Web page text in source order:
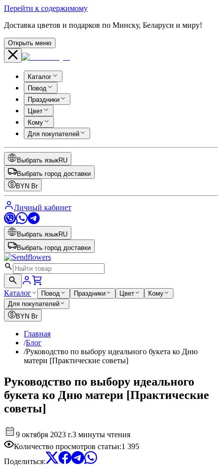
Перейти к содержимому
Доставка цветов и подарков по Минску, Беларуси и миру!
Открыть меню
Каталог
Повод
Праздники
Цвет
Кому
Для покупателей
Выбрать языкRU
Выбрать город доставки
BYN Br
Личный кабинет
Выбрать языкRU
Выбрать город доставки
Каталог Повод Праздники Цвет
Кому
Для покупателей
BYN Br
Главная
/Блог
/Руководство по выбору идеального букета ко Дню
матери [Практические советы]
Руководство по выбору идеального
букета ко Дню матери [Практические
советы]
9 октября 2023 г.3 минуты чтения
Количество просмотров статьи:1 395
Поделиться: